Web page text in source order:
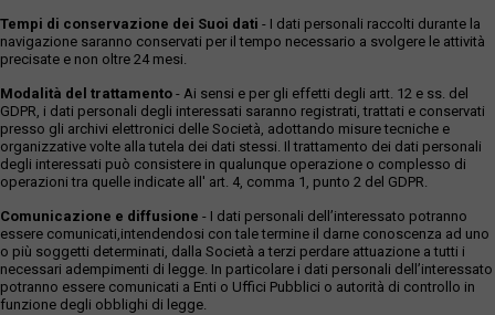
Tempi di conservazione dei Suoi dati - I dati personali raccolti durante la
navigazione saranno conservati per il tempo necessario a svolgere le attività
precisate e non oltre 24 mesi.
Modalità del trattamento - Ai sensi e per gli effetti degli artt. 12 e ss. del
GDPR, i dati personali degli interessati saranno registrati, trattati e conservati
presso gli archivi elettronici delle Società, adottando misure tecniche e
organizzative volte alla tutela dei dati stessi. Il trattamento dei dati personali
degli interessati può consistere in qualunque operazione o complesso di
operazioni tra quelle indicate all' art. 4, comma 1, punto 2 del GDPR.
Comunicazione e diffusione - I dati personali dell’interessato potranno
essere comunicati,intendendosi con tale termine il darne conoscenza ad uno
o più soggetti determinati, dalla Società a terzi perdare attuazione a tutti i
necessari adempimenti di legge. In particolare i dati personali dell’interessato
potranno essere comunicati a Enti o Uffici Pubblici o autorità di controllo in
funzione degli obblighi di legge.